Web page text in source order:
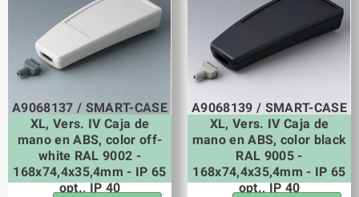
A9068137 / SMART-CASE
XL, Vers. IV Caja de
mano en ABS, color off-
white RAL 9002 -
168x74,4x35,4mm - IP 65
opt., IP 40
A9068139 / SMART-CASE
XL, Vers. IV Caja de
mano en ABS, color black
RAL 9005 -
168x74,4x35,4mm - IP 65
opt., IP 40